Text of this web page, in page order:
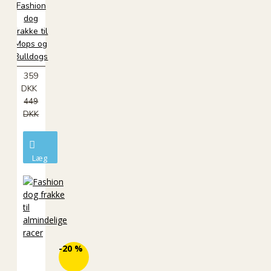
Fashion
dog
frakke til
Mops og
Bulldogs
359
DKK
449
DKK
Læg
kurv
-20 %